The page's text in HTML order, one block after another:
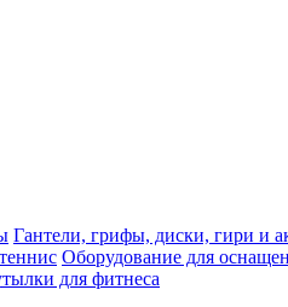
Гантели, грифы, диски, гири и
Оборудование для
для фитнеса